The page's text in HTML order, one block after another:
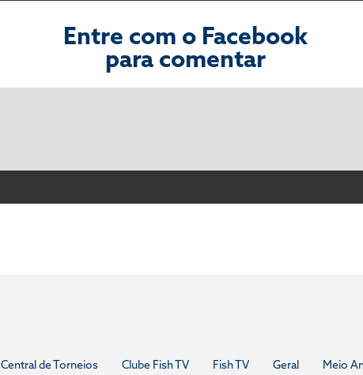
Entre com o Facebook
para comentar
Central de Torneios Clube Fish TV Fish TV Geral Meio